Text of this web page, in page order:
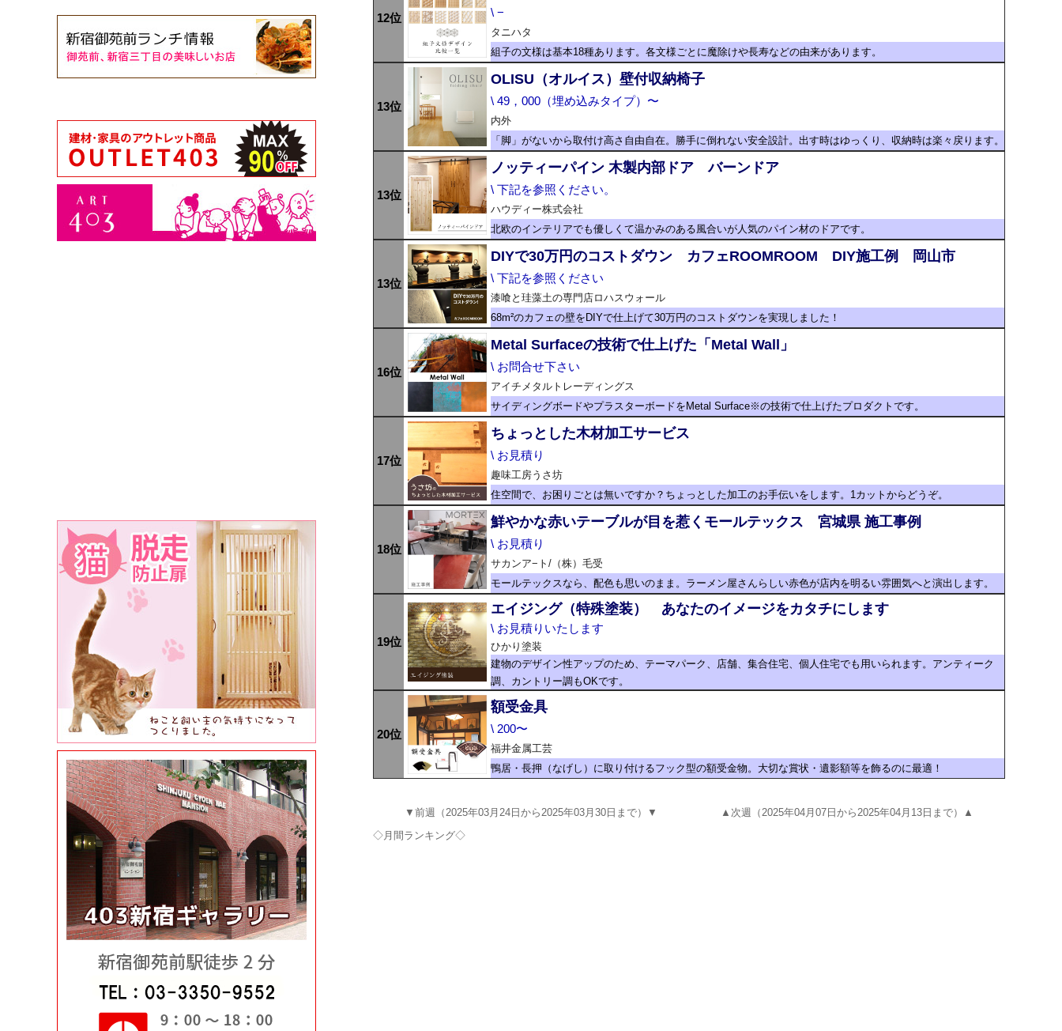
12位 \ −
タニハタ
組子の文様は基本18種あります。各文様ごとに魔除けや長寿などの由来があります。
13位
OLISU（オルイス）壁付収納椅子
\ 49，000（埋め込みタイプ）〜
内外
「脚」がないから取付け高さ自由自在。勝手に倒れない安全設計。出す時はゆっくり、収納時は楽々戻ります。
13位
ノッティーパイン 木製内部ドア バーンドア
\ 下記を参照ください。
ハウディー株式会社
北欧のインテリアでも優しくて温かみのある風合いが人気のパイン材のドアです。
13位
DIYで30万円のコストダウン カフェROOMROOM DIY施工例 岡山市
\ 下記を参照ください
漆喰と珪藻土の専門店ロハスウォール
68m²のカフェの壁をDIYで仕上げて30万円のコストダウンを実現しました！
16位
Metal Surfaceの技術で仕上げた「Metal Wall」
\ お問合せ下さい
アイチメタルトレーディングス
サイディングボードやプラスターボードをMetal Surface※の技術で仕上げたプロダクトです。
17位
ちょっとした木材加工サービス
\ お見積り
趣味工房うさ坊
住空間で、お困りごとは無いですか？ちょっとした加工のお手伝いをします。1カットからどうぞ。
18位
鮮やかな赤いテーブルが目を惹くモールテックス 宮城県 施工事例
\ お見積り
サカンア−ト/（株）毛受
モールテックスなら、配色も思いのまま。ラーメン屋さんらしい赤色が店内を明るい雰囲気へと演出します。
19位
エイジング（特殊塗装） あなたのイメージをカタチにします
\ お見積りいたします
ひかり塗装
建物のデザイン性アップのため、テーマパーク、店舗、集合住宅、個人住宅でも用いられます。アンティーク
調、カントリー調もOKです。
20位
額受金具
\ 200〜
福井金属工芸
鴨居・長押（なげし）に取り付けるフック型の額受金物。大切な賞状・遺影額等を飾るのに最適！
▼前週（2025年03月24日から2025年03月30日まで）▼
▲次週（2025年04月07日から2025年04月13日まで）▲
◇月間ランキング◇